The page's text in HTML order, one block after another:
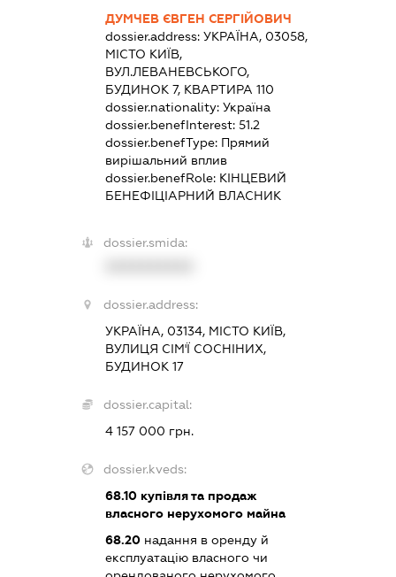
ДУМЧЕВ ЄВГЕН СЕРГІЙОВИЧ
dossier.address:УКРАЇНА, 03058,
МІСТО КИЇВ,
ВУЛ.ЛЕВАНЕВСЬКОГО,
БУДИНОК 7, КВАРТИРА 110
dossier.nationality:Україна
dossier.benefInterest:51.2
dossier.benefType: Прямий
вирішальний вплив
dossier.benefRole: КІНЦЕВИЙ
БЕНЕФІЦІАРНИЙ ВЛАСНИК
dossier.smida:
dossier.address:
УКРАЇНА, 03134, МІСТО КИЇВ,
ВУЛИЦЯ СІМ'Ї СОСНІНИХ,
БУДИНОК 17
dossier.capital:
4 157 000 грн.
dossier.kveds:
68.10 купівля та продаж
власного нерухомого майна
68.20 надання в оренду й
експлуатацію власного чи